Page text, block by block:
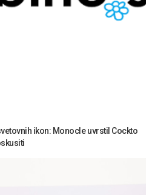
ikon: Monocle uvrstil Cockto